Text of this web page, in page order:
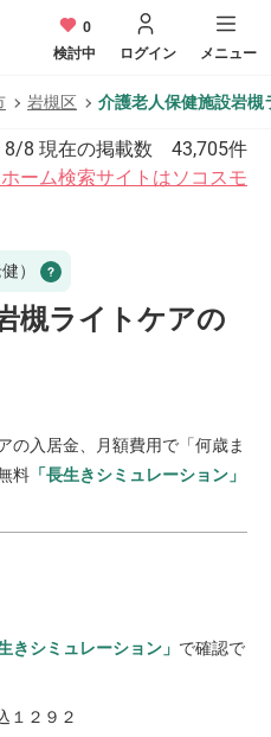
0
検討中
ログイン メニュー
岩槻区 介護老人保健施設岩槻
8/8 現在の掲載数 43,705件
ーム検索サイトはソコスモ
）
槻ライトケアの
の入居金、月額費用で「何歳ま
料 「長生きシミュレーション」
きシミュレーション」 で確認で
１２９２